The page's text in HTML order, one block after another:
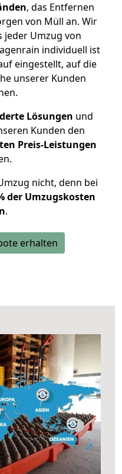
, das Entfernen
von Müll an. Wir
jeder Umzug von
individuell ist
eingestellt, auf die
unserer Kunden
Lösungen und
Kunden den
Preis-Leistungen
nicht, denn bei
der Umzugskosten
.
erhalten